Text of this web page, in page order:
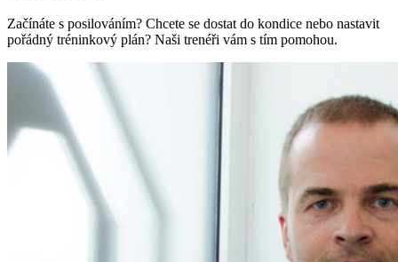
Začínáte s posilováním? Chcete se dostat do kondice nebo nastavit
pořádný tréninkový plán? Naši trenéři vám s tím pomohou.